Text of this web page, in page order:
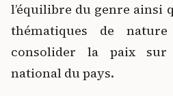
l’équilibre du genre ainsi
thématiques de
consolider la paix
national du pays.